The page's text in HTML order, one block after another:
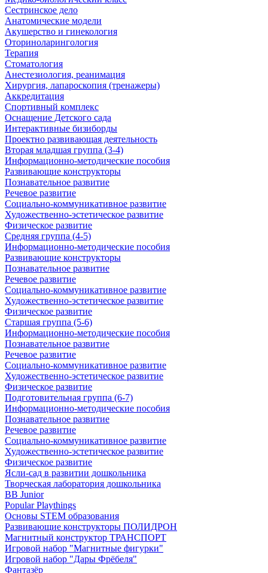
Сестринское дело
Анатомические модели
Акушерство и гинекология
Оториноларингология
Терапия
Стоматология
Анестезиология, реанимация
Хирургия, лапароскопия (тренажеры)
Аккредитация
Спортивный комплекс
Оснащение Детского сада
Интерактивные бизиборды
Проектно развивающая деятельность
Вторая младшая группа (3-4)
Информационно-методические пособия
Развивающие конструкторы
Познавательное развитие
Речевое развитие
Социально-коммуникативное развитие
Художественно-эстетическое развитие
Физическое развитие
Средняя группа (4-5)
Информационно-методические пособия
Развивающие конструкторы
Познавательное развитие
Речевое развитие
Социально-коммуникативное развитие
Художественно-эстетическое развитие
Физическое развитие
Старшая группа (5-6)
Информационно-методические пособия
Познавательное развитие
Речевое развитие
Социально-коммуникативное развитие
Художественно-эстетическое развитие
Физическое развитие
Подготовительная группа (6-7)
Информационно-методические пособия
Познавательное развитие
Речевое развитие
Социально-коммуникативное развитие
Художественно-эстетическое развитие
Физическое развитие
Ясли-сад в развитии дошкольника
Творческая лаборатория дошкольника
BB Junior
Popular Playthings
Основы STEM образования
Развивающие конструкторы ПОЛИДРОН
Магнитный конструктор ТРАНСПОРТ
Игровой набор "Магнитные фигурки"
Игровой набор "Дары Фрёбеля"
Фантазёр